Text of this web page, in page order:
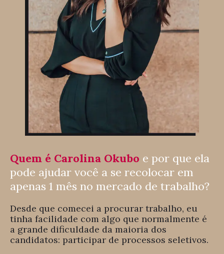
Quem é Carolina Okubo e por que ela
pode ajudar você a se recolocar em
apenas 1 mês no mercado de trabalho?
Desde que comecei a procurar trabalho, eu
tinha facilidade com algo que normalmente é
a grande dificuldade da maioria dos
candidatos: participar de processos seletivos.